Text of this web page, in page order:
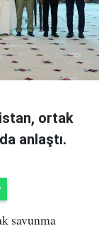
ortak
anlaştı.
savunma